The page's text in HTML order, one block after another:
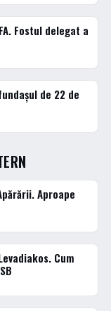
Fostul delegat a
de 22 de
Aproape
Cum